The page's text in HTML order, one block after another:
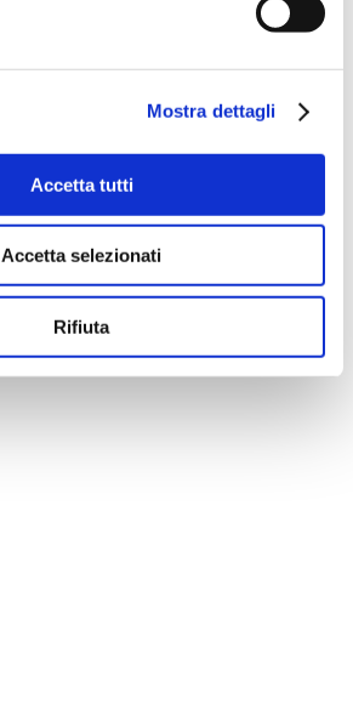
Mostra dettagli
Accetta tutti
Accetta selezionati
Rifiuta